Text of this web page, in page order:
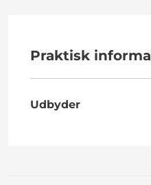
Praktisk
Udbyder